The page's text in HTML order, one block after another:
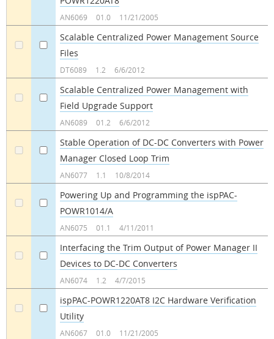
AN6069 01.0 11/21/2005
Scalable Centralized Power Management Source
Files
DT6089 1.2 6/6/2012
Scalable Centralized Power Management with
Field Upgrade Support
AN6089 01.2 6/6/2012
Stable Operation of DC-DC Converters with Power
Manager Closed Loop Trim
AN6077 1.1 10/8/2014
Powering Up and Programming the ispPAC-
POWR1014/A
AN6075 01.1 4/11/2011
Interfacing the Trim Output of Power Manager II
Devices to DC-DC Converters
AN6074 1.2 4/7/2015
ispPAC-POWR1220AT8 I2C Hardware Verification
Utility
AN6067 01.0 11/21/2005